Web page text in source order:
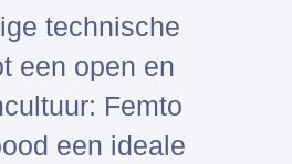
STAR-
CCM+
Amesim
Simcenter
technische
een open en
Femto
een ideale